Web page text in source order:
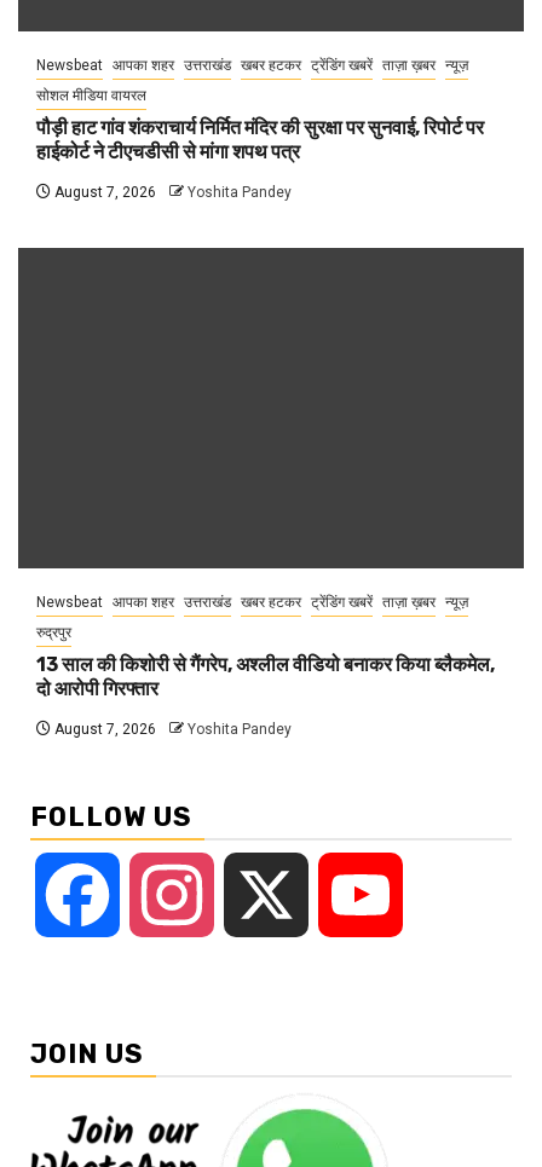
Newsbeat आपका शहर उत्तराखंड खबर हटकर ट्रेंडिंग खबरें ताज़ा ख़बर न्यूज़
सोशल मीडिया वायरल
पौड़ी हाट गांव शंकराचार्य निर्मित मंदिर की सुरक्षा पर सुनवाई, रिपोर्ट पर
हाईकोर्ट ने टीएचडीसी से मांगा शपथ पत्र
August 7, 2026 Yoshita Pandey
Newsbeat आपका शहर उत्तराखंड खबर हटकर ट्रेंडिंग खबरें ताज़ा ख़बर न्यूज़
रुद्रपुर
13 साल की किशोरी से गैंगरेप, अश्लील वीडियो बनाकर किया ब्लैकमेल,
दो आरोपी गिरफ्तार
August 7, 2026 Yoshita Pandey
FOLLOW US
Facebook Instagram
JOIN US